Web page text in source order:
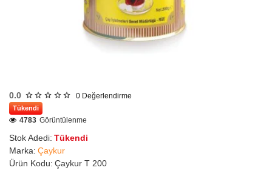
0.0 0 Değerlendirme
Tükendi
Stok Adedi: Tükendi
Marka: Çaykur
Ürün Kodu: Çaykur T 200
4783 Görüntülenme